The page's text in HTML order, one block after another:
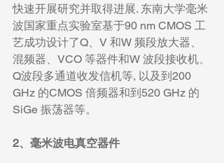
快速开展研究并取得进展. 东南大学毫米
波国家重点实验室基于90 nm CMOS 工
艺成功设计了Q、V 和W 频段放大器、
混频器、VCO 等器件和W 波段接收机、
Q波段多通道收发信机等, 以及到200
GHz 的CMOS 倍频器和到520 GHz 的
SiGe 振荡器等。
2、毫米波电真空器件